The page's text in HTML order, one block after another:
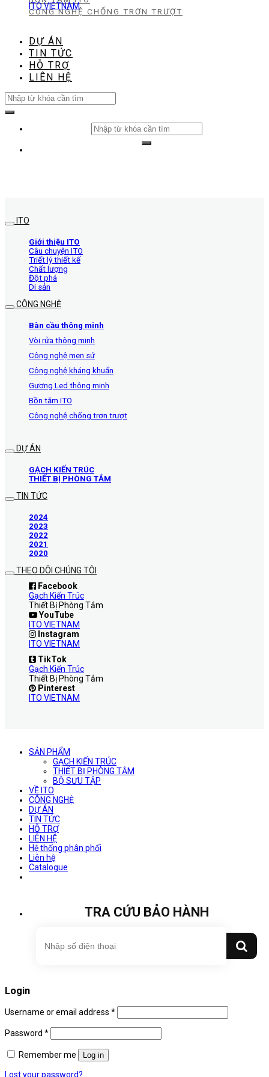
CÔNG NGHỆ CHỐNG TRƠN TRƯỢT
DỰ ÁN
TIN TỨC
HỖ TRỢ
LIÊN HỆ
Search
for:
Search
for:
ITO VIETNAM
ITO
Giới thiệu ITO
Câu chuyện ITO
Triết lý thiết kế
Chất lượng
Đột phá
Di sản
CÔNG NGHỆ
Bàn cầu thông minh
Vòi rửa thông minh
Công nghệ men sứ
Công nghệ kháng khuẩn
Gương Led thông minh
Bồn tắm ITO
Công nghệ chống trơn trượt
DỰ ÁN
GẠCH KIẾN TRÚC
THIẾT BỊ PHÒNG TẮM
TIN TỨC
2024
2023
2022
2021
2020
THEO DÕI CHÚNG TÔI
Facebook
Gạch Kiến Trúc
Thiết Bị Phòng Tắm
YouTube
ITO VIETNAM
Instagram
ITO VIETNAM
TikTok
Gạch Kiến Trúc
Thiết Bị Phòng Tắm
Pinterest
ITO VIETNAM
SẢN PHẨM
GẠCH KIẾN TRÚC
THIẾT BỊ PHÒNG TẮM
BỘ SƯU TẬP
VỀ ITO
CÔNG NGHỆ
DỰ ÁN
TIN TỨC
HỖ TRỢ
LIÊN HỆ
Hệ thống phân phối
Liên hệ
Catalogue
TRA CỨU BẢO HÀNH
Login
Username or email address *
Password *
Remember me Log in
Lost your password?